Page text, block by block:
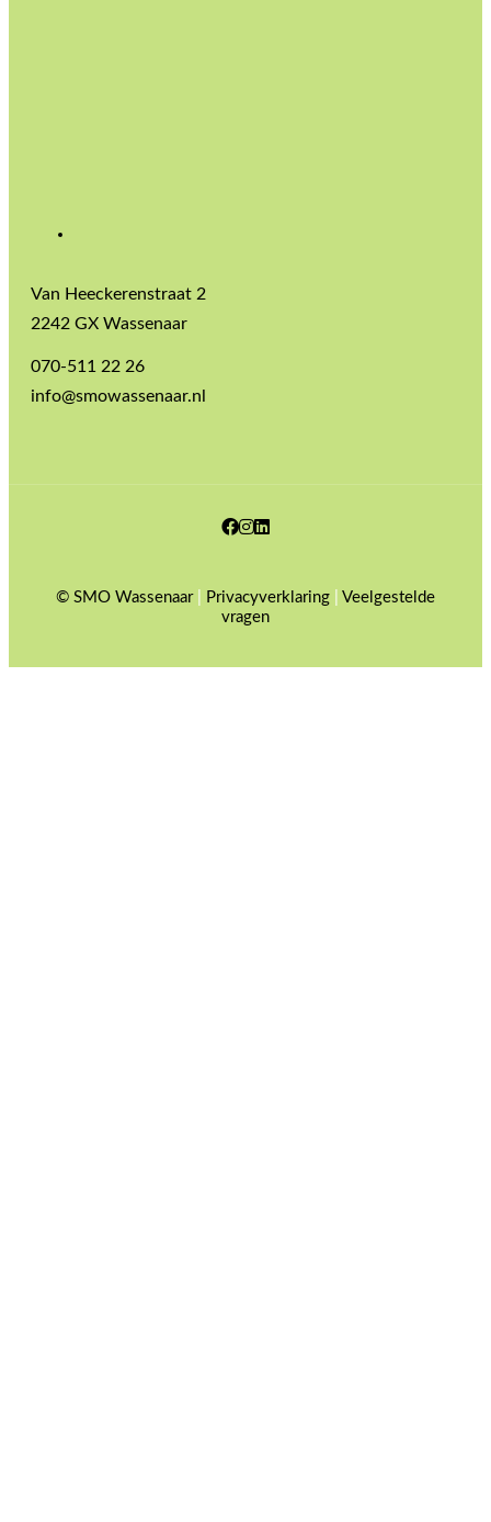
Van Heeckerenstraat 2
2242 GX Wassenaar
070-511 22 26
info@smowassenaar.nl
Facebook
Instagram
© SMO Wassenaar| Privacyverklaring
Veelgestelde
vragen